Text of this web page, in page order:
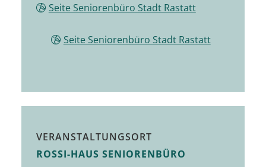
Seite Seniorenbüro Stadt Rastatt
Seite Seniorenbüro Stadt Rastatt
VERANSTALTUNGSORT
ROSSI-HAUS SENIORENBÜRO